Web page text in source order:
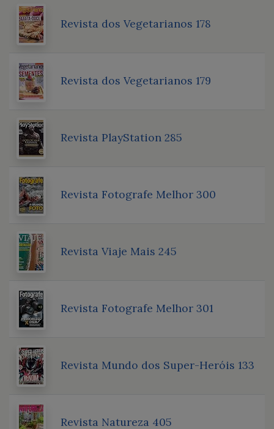
Revista dos Vegetarianos 178
Revista dos Vegetarianos 179
Revista PlayStation 285
Revista Fotografe Melhor 300
Revista Viaje Mais 245
Revista Fotografe Melhor 301
Revista Mundo dos Super-Heróis 133
Revista Natureza 405